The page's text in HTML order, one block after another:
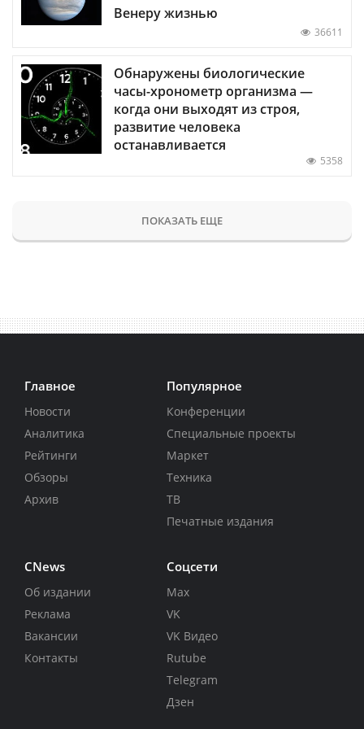
Венеру жизнью
36611
Обнаружены биологические
часы-хронометр организма —
когда они выходят из строя,
развитие человека
останавливается
5358
ПОКАЗАТЬ ЕЩЕ
Главное
Новости
Аналитика
Рейтинги
Обзоры
Архив
Популярное
Конференции
Специальные проекты
Маркет
Техника
ТВ
Печатные издания
CNews
Об издании
Реклама
Вакансии
Контакты
Соцсети
Max
VK
VK Видео
Rutube
Telegram
Дзен